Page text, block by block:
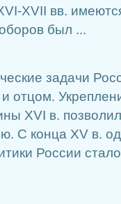
XVII вв.
был ...
задачи
отцом.
XVI в.
С конца XV в.
России